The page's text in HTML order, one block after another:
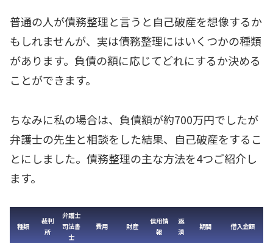
普通の人が債務整理と言うと自己破産を想像するか
もしれませんが、実は債務整理にはいくつかの種類
があります。負債の額に応じてどれにするか決める
ことができます。
ちなみに私の場合は、負債額が約700万円でしたが
弁護士の先生と相談をした結果、自己破産をするこ
とにしました。債務整理の主な方法を4つご紹介し
ます。
種類
裁判
所
弁護士
司法書
士
費用 財産
信用情
報
返
済
期間 借入金額